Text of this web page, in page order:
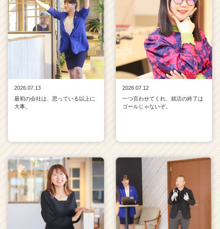
2026.07.13
最初の会社は、思っている以上に
大事。
2026.07.12
一つ言わせてくれ、就活の終了は
ゴールじゃないぞ。